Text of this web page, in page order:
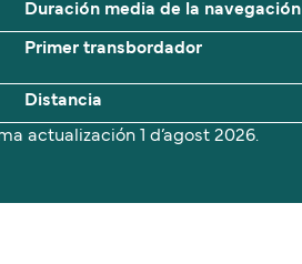
Duración media de la navegación
Primer transbordador
Distancia
actualización 1 d’agost 2026.